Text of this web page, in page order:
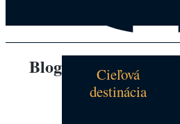
Blog
Cieľová
destinácia